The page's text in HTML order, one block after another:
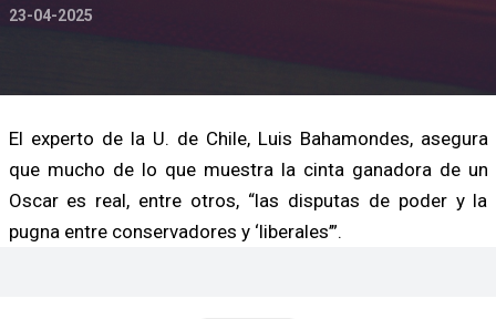
23-04-2025
El experto de la U. de Chile, Luis Bahamondes, asegura
que mucho de lo que muestra la cinta ganadora de un
Oscar es real, entre otros, “las disputas de poder y la
pugna entre conservadores y ‘liberales’”.